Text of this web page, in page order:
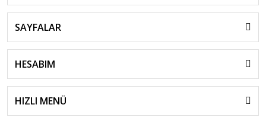
SAYFALAR
HESABIM
HIZLI MENÜ